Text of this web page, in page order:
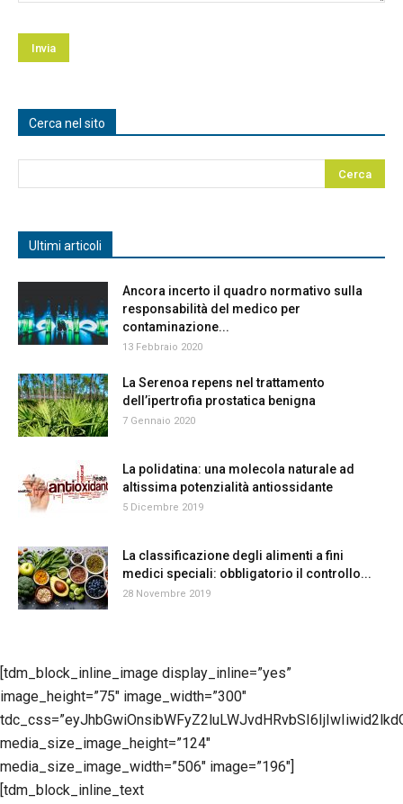
Cerca nel sito
Ultimi articoli
Ancora incerto il quadro normativo sulla
responsabilità del medico per
contaminazione...
13 Febbraio 2020
La Serenoa repens nel trattamento
dell’ipertrofia prostatica benigna
7 Gennaio 2020
La polidatina: una molecola naturale ad
altissima potenzialità antiossidante
5 Dicembre 2019
La classificazione degli alimenti a fini
medici speciali: obbligatorio il controllo...
28 Novembre 2019
[tdm_block_inline_image display_inline=”yes”
image_height=”75″ image_width=”300″
media_size_image_height=”124″
media_size_image_width=”506″ image=”196″]
[tdm_block_inline_text